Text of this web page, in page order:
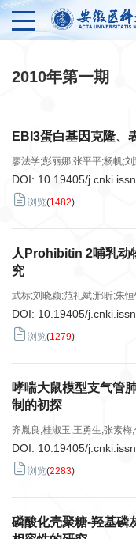
2010年第一期
EBI3蛋白基因克隆、
廖法学;彭丽娜;张平平;杨帆;
DOI: 10.19405/
浏览(1482)
人Prohibitin 2哺乳动
究
武标;刘晓颖;范礼斌;邢昕;朱
DOI: 10.19405/
浏览(1279)
哮喘大鼠模型支气管
制的初探
齐胤良;桂淑玉;王勇生;张素梅
DOI: 10.19405/
浏览(2283)
磷酸化壳聚糖-羟基磷